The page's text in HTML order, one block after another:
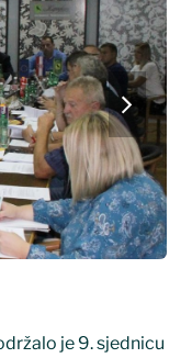
next
slide
je 9. sjednicu